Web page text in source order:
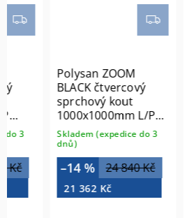
3
Kč
Polysan ZOOM
BLACK čtvercový
sprchový kout
1000x1000mm L/P
varianta
ZL1310BZL3210B
Skladem (expedice do 3
dnů)
24 840 Kč
–14 %
21 362 Kč